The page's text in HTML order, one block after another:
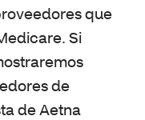
que
Si
de
de Aetna